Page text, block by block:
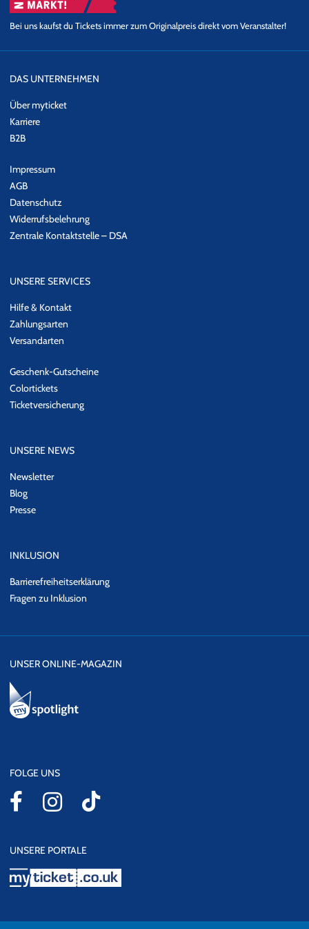
Bei uns kaufst du Tickets immer zum Originalpreis direkt vom Veranstalter!
DAS UNTERNEHMEN
Über myticket
Karriere
B2B
Impressum
AGB
Datenschutz
Widerrufsbelehrung
Zentrale Kontaktstelle – DSA
UNSERE SERVICES
Hilfe & Kontakt
Zahlungsarten
Versandarten
Geschenk-Gutscheine
Colortickets
Ticketversicherung
UNSERE NEWS
Newsletter
Blog
Presse
INKLUSION
Barrierefreiheitserklärung
Fragen zu Inklusion
UNSER ONLINE-MAGAZIN
FOLGE UNS
UNSERE PORTALE